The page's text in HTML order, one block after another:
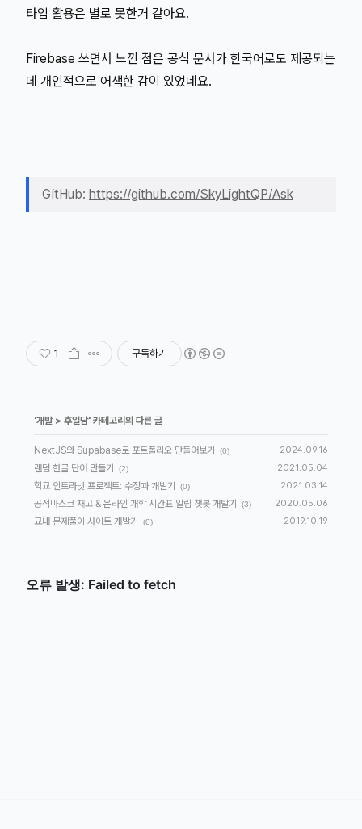
타입 활용은 별로 못한거 같아요.
Firebase 쓰면서 느낀 점은 공식 문서가 한국어로도 제공되는
데 개인적으로 어색한 감이 있었네요.
GitHub: https://github.com/SkyLightQP/Ask
1 구독하기
'개발> 후일담' 카테고리의 다른 글
NextJS와 Supabase로 포트폴리오 만들어보기 (0) 2024.09.16
랜덤 한글 단어 만들기 (2) 2021.05.04
학교 인트라넷 프로젝트: 수정과 개발기 (0) 2021.03.14
공적마스크 재고 & 온라인 개학 시간표 알림 챗봇 개발기 (3) 2020.05.06
교내 문제풀이 사이트 개발기 (0) 2019.10.19